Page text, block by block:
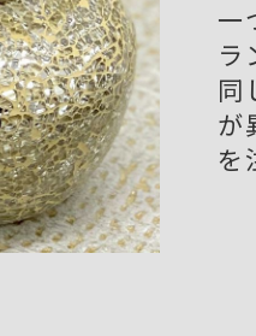
一
ラ
同
が
を